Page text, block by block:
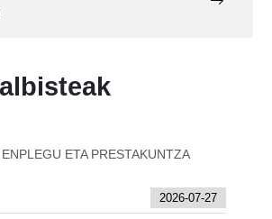
ETA PRESTAKUNTZA
2026-07-27